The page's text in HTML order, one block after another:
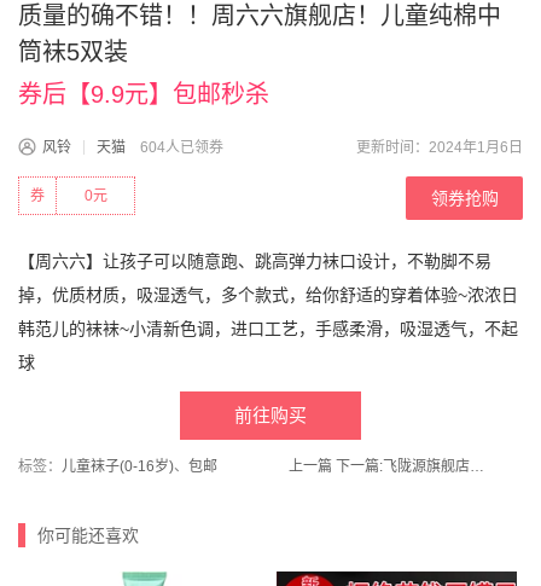
质量的确不错！！周六六旗舰店！儿童纯棉中
筒袜5双装
券后【9.9元】包邮秒杀
风铃 天猫 604人已领券 更新时间：2024年1月6日
0元
券 领券抢购
【周六六】让孩子可以随意跑、跳高弹力袜口设计，不勒脚不易
掉，优质材质，吸湿透气，多个款式，给你舒适的穿着体验~浓浓日
韩范儿的袜袜~小清新色调，进口工艺，手感柔滑，吸湿透气，不起
球
前往购买
标签： 儿童袜子(0-16岁)、 包邮 上一篇 下一篇: 飞陇源旗舰店！甘肃静宁红富士60-75mm带箱6枚
你可能还喜欢